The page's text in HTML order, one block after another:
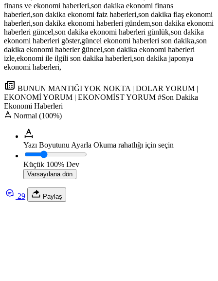
finans ve ekonomi haberleri,son dakika ekonomi finans
haberleri,son dakika ekonomi faiz haberleri,son dakika flaş ekonomi
haberleri,son dakika ekonomi haberleri gündem,son dakika ekonomi
haberleri güncel,son dakika ekonomi haberleri günlük,son dakika
ekonomi haberleri göster,güncel ekonomi haberleri son dakika,son
dakika ekonomi haberler ğüncel,son dakika ekonomi haberleri
izle,ekonomi ile ilgili son dakika haberleri,son dakika japonya
ekonomi haberleri,
BUNUN MANTIĞI YOK NOKTA | DOLAR YORUM |
EKONOMİ YORUM | EKONOMİST YORUM #Son Dakika
Ekonomi Haberleri
Normal (100%)
Yazı Boyutunu Ayarla Okuma rahatlığı için seçin
Küçük 100% Dev
Varsayılana dön
29 Paylaş